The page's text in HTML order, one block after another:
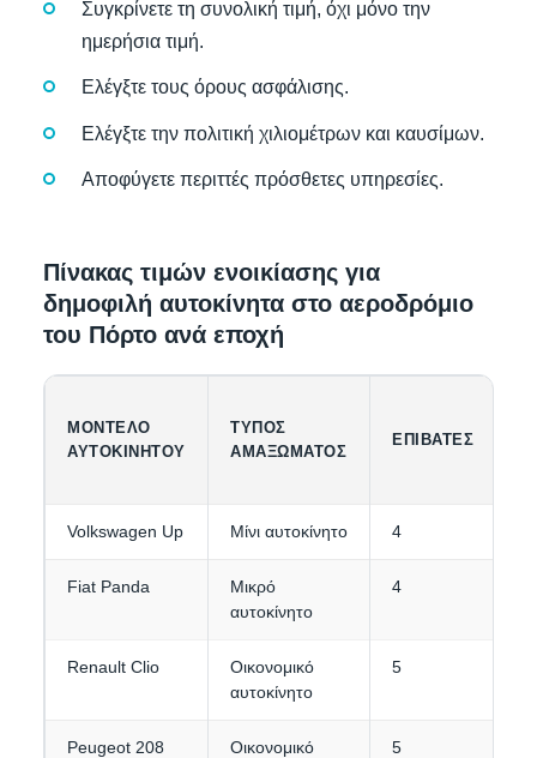
Συγκρίνετε τη συνολική τιμή, όχι μόνο την
ημερήσια τιμή.
Ελέγξτε τους όρους ασφάλισης.
Ελέγξτε την πολιτική χιλιομέτρων και καυσίμων.
Αποφύγετε περιττές πρόσθετες υπηρεσίες.
Πίνακας τιμών ενοικίασης για
δημοφιλή αυτοκίνητα στο αεροδρόμιο
του Πόρτο ανά εποχή
ΜΟΝΤΈΛΟ
ΑΥΤΟΚΙΝΉΤΟΥ
ΤΎΠΟΣ
ΑΜΑΞΏΜΑΤΟΣ
ΕΠΙΒΆΤΕΣ
Volkswagen Up Μίνι αυτοκίνητο 4
Fiat Panda
Μικρό
αυτοκίνητο
4
Renault Clio
Οικονομικό
αυτοκίνητο
5
Peugeot 208
Οικονομικό
5